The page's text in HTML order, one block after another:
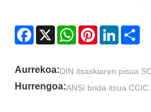
Facebook
X WhatsAppPinterestLinkedIn
Aurrekoa:DIN itsaskiaren pisua
Hurrengoa:ANSI brida itsua